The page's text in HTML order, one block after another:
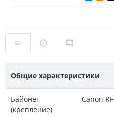
Общие характеристики
Байонет
(крепление)
Canon RF